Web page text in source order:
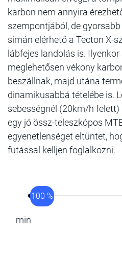
karbon nem annyira
szempontjából, de
simán elérhető a Tecton X-
lábfejes landolás is. Ilyenkor
meglehetősen vékony
beszállnak, majd utána
dinamikusabbá tételébe is.
sebességnél (20km/h felett)
egy jó össz-teleszkópos
egyenetlenséget eltüntet,
futással kelljen foglalkozni.
100 %
min